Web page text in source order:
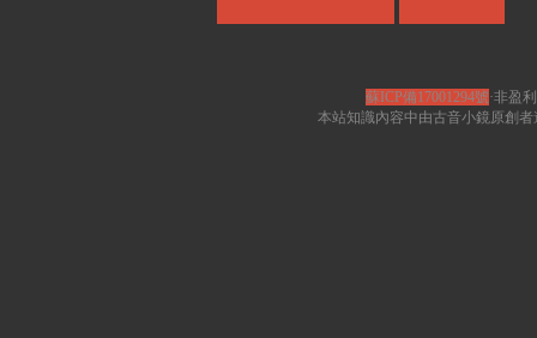
蘇ICP備17001294號·非盈
本站知識內容中由古音小鏡原創